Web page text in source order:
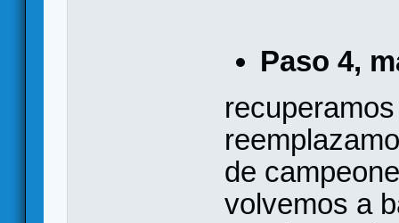
Paso 4,
de
volvemos a